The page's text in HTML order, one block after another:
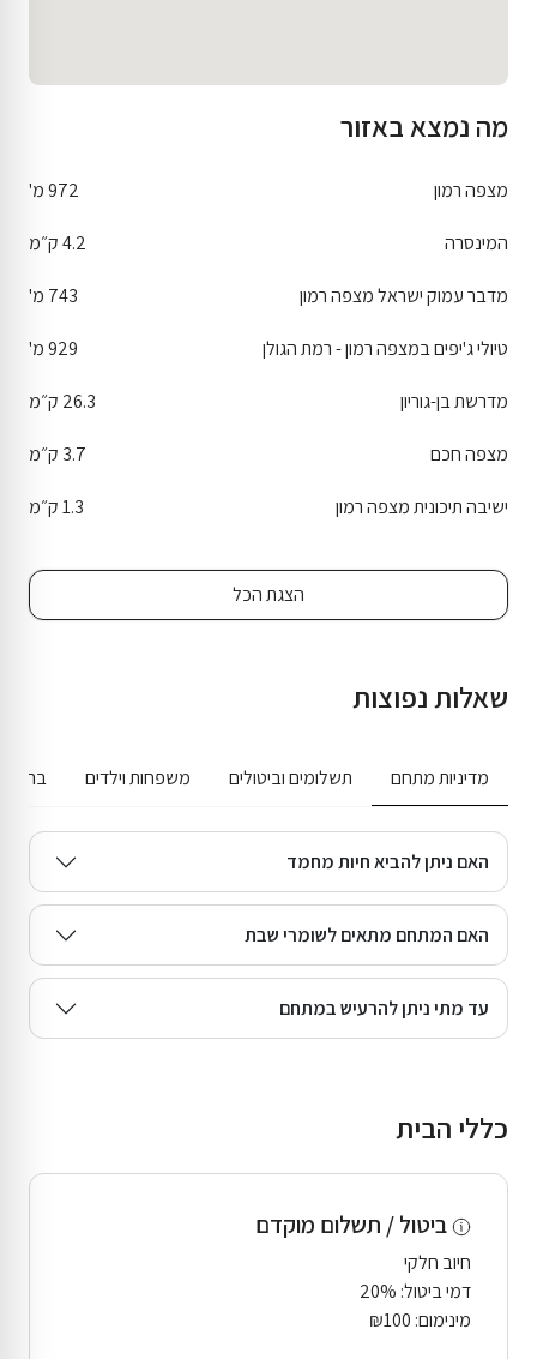
מה נמצא באזור
מצפה רמון 972 מ'
המינסרה 4.2 ק״מ
מדבר עמוק ישראל מצפה רמון 743 מ'
טיולי ג'יפים במצפה רמון - רמת הגולן 929 מ'
מדרשת בן-גוריון 26.3 ק״מ
מצפה חכם 3.7 ק״מ
ישיבה תיכונית מצפה רמון 1.3 ק״מ
הצגת הכל
שאלות נפוצות
מדיניות מתחם תשלומים וביטולים משפחות וילדים בריכה
האם ניתן להביא חיות מחמד
האם המתחם מתאים לשומרי שבת
עד מתי ניתן להרעיש במתחם
כללי הבית
ביטול / תשלום מוקדם
חיוב חלקי
דמי ביטול: 20%
מינימום: ₪100